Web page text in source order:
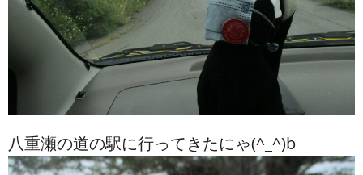
八重瀬の道の駅に行ってきたにゃ(^_^)b